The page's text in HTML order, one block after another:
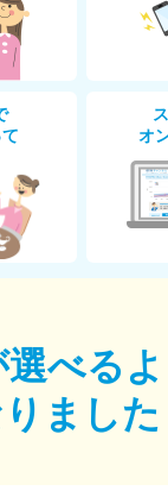
オ
選べる
ました